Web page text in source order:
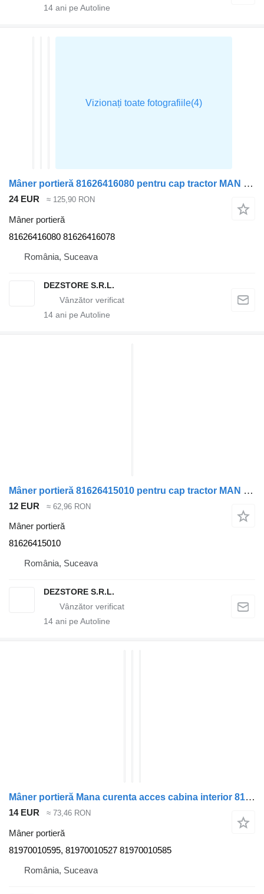
14 ani pe Autoline
Mâner portieră 81626416080 pentru cap tractor MAN TGX
24 EUR ≈ 125,90 RON
Mâner portieră
81626416080 81626416078
România, Suceava
DEZSTORE S.R.L.
14 ani pe Autoline
Mâner portieră 81626415010 pentru cap tractor MAN TGX
12 EUR ≈ 62,96 RON
Mâner portieră
81626415010
România, Suceava
DEZSTORE S.R.L.
14 ani pe Autoline
Mâner portieră Mana curenta acces cabina interior 81970010595 pentru cap tractor MAN TGX
14 EUR ≈ 73,46 RON
Mâner portieră
81970010595, 81970010527 81970010585
România, Suceava